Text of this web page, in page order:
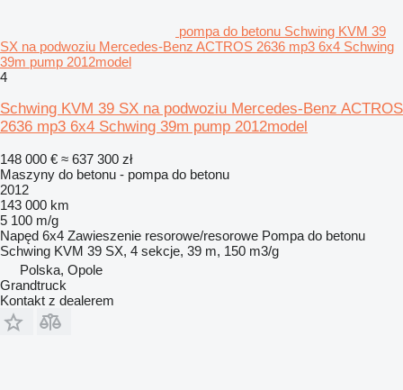
pompa do betonu Schwing KVM 39
SX na podwoziu Mercedes-Benz ACTROS 2636 mp3 6x4 Schwing
39m pump 2012model
4
Schwing KVM 39 SX na podwoziu Mercedes-Benz ACTROS
2636 mp3 6x4 Schwing 39m pump 2012model
148 000 € ≈ 637 300 zł
Maszyny do betonu - pompa do betonu
2012
143 000 km
5 100 m/g
Napęd 6x4 Zawieszenie resorowe/resorowe Pompa do betonu
Schwing KVM 39 SX, 4 sekcje, 39 m, 150 m3/g
Polska, Opole
Grandtruck
Kontakt z dealerem